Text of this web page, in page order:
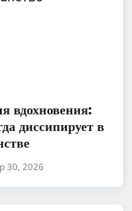
вдохновения:
диссипирует в
30, 2026